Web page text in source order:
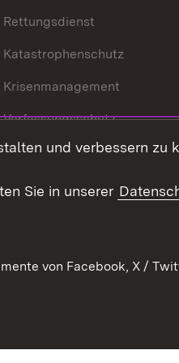
Rettungsdienst
Katastrophenschutz
Krisenmanagement
Verfassungsschutz
Datenschutz
Glücksspielrecht
und verbessern zu
Sie in unserer
von Facebook, X /